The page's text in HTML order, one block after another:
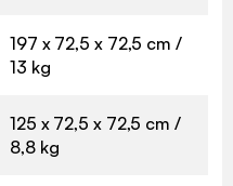
197 x 72,5 x 72,5 cm /
13 kg
125 x 72,5 x 72,5 cm /
8,8 kg